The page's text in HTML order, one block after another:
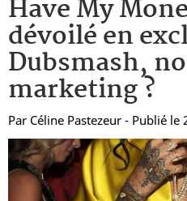
Have My
dévoilé en
Dubsmash,
marketing ?
Par Céline Pastezeur - Publié le